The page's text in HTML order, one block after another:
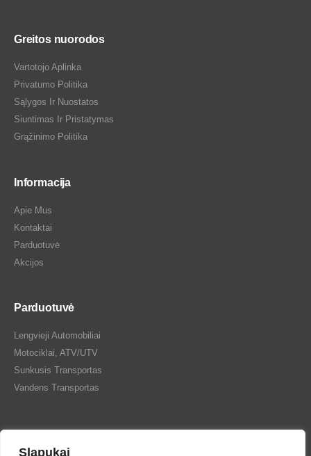
Slapukai
Greitos nuorodos
Vartotojo Aplinka
Privatumo Politika
Sąlygos Ir Nuostatos
Siuntimas Ir Pristatymas
Grąžinimo Politika
Informacija
Apie Mus
Kontaktai
Parduotuvė
Akcijos
Parduotuvė
Lengvieji Automobiliai
Motociklai, ATV/UTV
Sunkusis Transportas
Vandens Transportas